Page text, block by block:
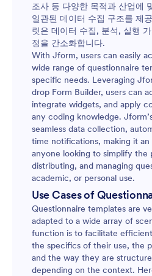
조사 등 다양한 목적과 산업에
일관된 데이터 수집 구조를 제
릿은 데이터 수집, 분석, 실행
정을 간소화합니다.
With Jform, users can easily
wide range of questionnaire
specific needs. Leveraging
drop Form Builder, users can
integrate widgets, and apply
any coding knowledge.
seamless data collection,
time notifications, making it
anyone looking to simplify the
distributing, and managing
academic, or personal use.
Use Cases of
Questionnaire templates are
adapted to a wide array of
function is to facilitate
the specifics of their use, the
and the way they are
depending on the context.